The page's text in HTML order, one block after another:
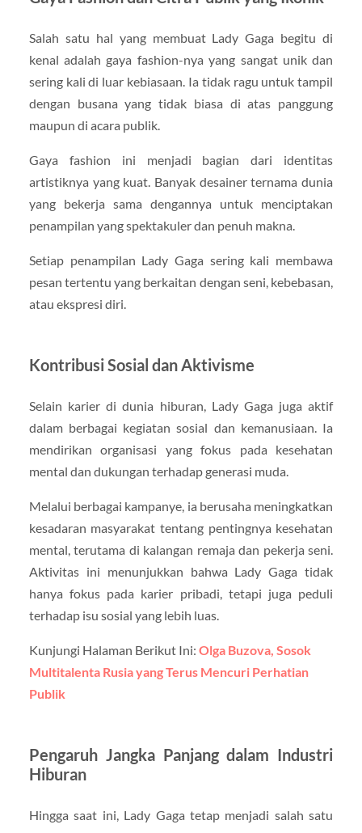
Salah satu hal yang membuat Lady Gaga begitu di
kenal adalah gaya fashion-nya yang sangat unik dan
sering kali di luar kebiasaan. Ia tidak ragu untuk tampil
dengan busana yang tidak biasa di atas panggung
maupun di acara publik.
Gaya fashion ini menjadi bagian dari identitas
artistiknya yang kuat. Banyak desainer ternama dunia
yang bekerja sama dengannya untuk menciptakan
penampilan yang spektakuler dan penuh makna.
Setiap penampilan Lady Gaga sering kali membawa
pesan tertentu yang berkaitan dengan seni, kebebasan,
atau ekspresi diri.
Kontribusi Sosial dan Aktivisme
Selain karier di dunia hiburan, Lady Gaga juga aktif
dalam berbagai kegiatan sosial dan kemanusiaan. Ia
mendirikan organisasi yang fokus pada kesehatan
mental dan dukungan terhadap generasi muda.
Melalui berbagai kampanye, ia berusaha meningkatkan
kesadaran masyarakat tentang pentingnya kesehatan
mental, terutama di kalangan remaja dan pekerja seni.
Aktivitas ini menunjukkan bahwa Lady Gaga tidak
hanya fokus pada karier pribadi, tetapi juga peduli
terhadap isu sosial yang lebih luas.
Kunjungi Halaman Berikut Ini: Olga Buzova, Sosok
Multitalenta Rusia yang Terus Mencuri Perhatian
Publik
Pengaruh Jangka Panjang dalam Industri
Hiburan
Hingga saat ini, Lady Gaga tetap menjadi salah satu